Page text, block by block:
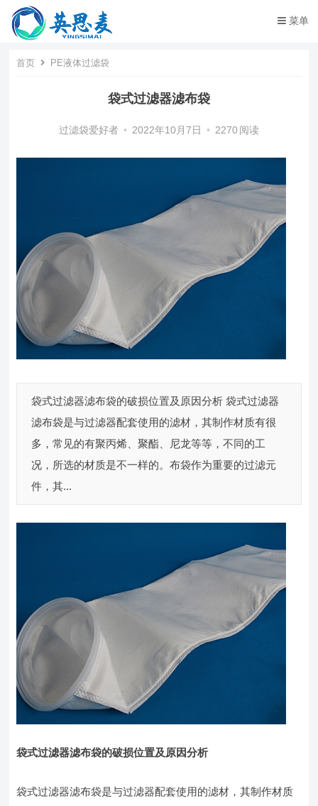
菜单
首页 PE液体过滤袋
袋式过滤器滤布袋
过滤袋爱好者 • 2022年10月7日 • 2270 阅读
袋式过滤器滤布袋的破损位置及原因分析 袋式过滤器
滤布袋是与过滤器配套使用的滤材，其制作材质有很
多，常见的有聚丙烯、聚酯、尼龙等等，不同的工
况，所选的材质是不一样的。布袋作为重要的过滤元
件，其...
袋式过滤器滤布袋的破损位置及原因分析
袋式过滤器滤布袋是与过滤器配套使用的滤材，其制作材质